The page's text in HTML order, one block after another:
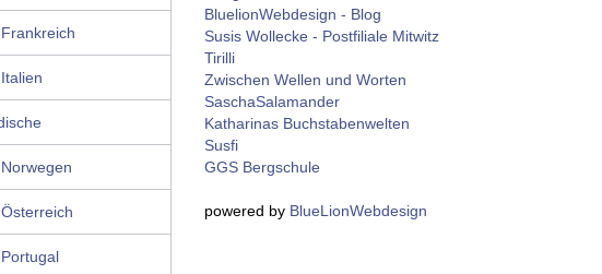
BluelionWebdesign - Blog
Susis Wollecke - Postfiliale Mitwitz
Tirilli
Zwischen Wellen und Worten
SaschaSalamander
Katharinas Buchstabenwelten
Susfi
GGS Bergschule
powered by BlueLionWebdesign